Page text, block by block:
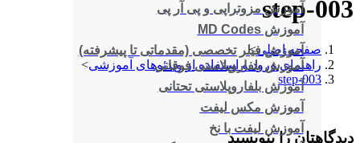
آموزش مزوتراپی و پی آر پی
آموزش MD Codes
آموزش فیلر تخصصی (مقدماتی تا پیشرفته)
آموزش بلفاروپلاستی فوقانی
آموزش بلفاروپلاستی تحتانی
آموزش مکس لیفت
آموزش لیفت با نخ
step-003
صفحه اصلی>
راهنمای ورود و استفاده از ویدئوهای آموزشی>
step-003
دیدگاهتان را بنویسید